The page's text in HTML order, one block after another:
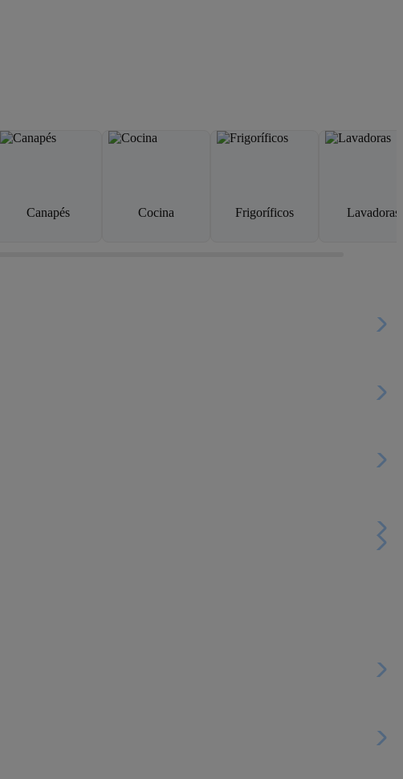
Canapés Cocina Frigoríficos Lavadoras